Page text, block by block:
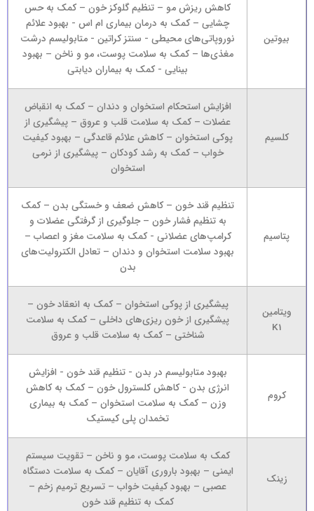
بیوتین
کاهش ریزش مو – تنظیم گلوکز خون – کمک به حس
چشایی – کمک به درمان بیماری ام اس - بهبود علائم
نوروپاتی‌های محیطی - سنتز کراتین - متابولیسم درشت
مغذی‌ها – کمک به سلامت پوست، مو و ناخن – بهبود
بینایی - کمک به بیماران دیابتی
کلسیم
افزایش استحکام استخوان و دندان – کمک به انقباض
عضلات – کمک به سلامت قلب و عروق – پیشگیری از
پوکی استخوان – کاهش علائم قاعدگی – بهبود کیفیت
خواب – کمک به رشد کودکان – پیشگیری از نرمی
استخوان
پتاسیم
تنظیم قند خون – کاهش ضعف و خستگی بدن – کمک
به تنظیم فشار خون – جلوگیری از گرفتگی عضلات و
کرامپ‌های عضلانی - کمک به سلامت مغز و اعصاب –
بهبود سلامت استخوان و دندان – تعادل الکترولیت‌های
بدن
ویتامین
K1
پیشگیری از پوکی استخوان – کمک به انعقاد خون –
پیشگیری از خون ریزی‌های داخلی – کمک به سلامت
شناختی – کمک به سلامت قلب و عروق
کروم
بهبود متابولیسم در بدن - تنظیم قند خون - افزایش
انرژی بدن - کاهش کلسترول خون – کمک به کاهش
وزن – کمک به سلامت استخوان – کمک به بیماری
تخمدان پلی کیستیک
زینک
کمک به سلامت پوست، مو و ناخن – تقویت سیستم
ایمنی – بهبود باروری آقایان – کمک به سلامت دستگاه
عصبی – بهبود کیفیت خواب – تسریع ترمیم زخم –
کمک به تنظیم قند خون